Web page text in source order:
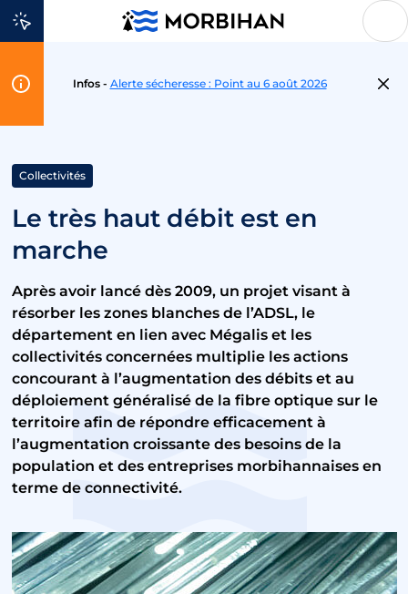
Aller au contenu
Infos - Alerte sécheresse : Point au 6 août 2026
Collectivités
Le très haut débit est en
marche
Après avoir lancé dès 2009, un projet visant à
résorber les zones blanches de l’ADSL, le
département en lien avec Mégalis et les
collectivités concernées multiplie les actions
concourant à l’augmentation des débits et au
déploiement généralisé de la fibre optique sur le
territoire afin de répondre efficacement à
l’augmentation croissante des besoins de la
population et des entreprises morbihannaises en
terme de connectivité.